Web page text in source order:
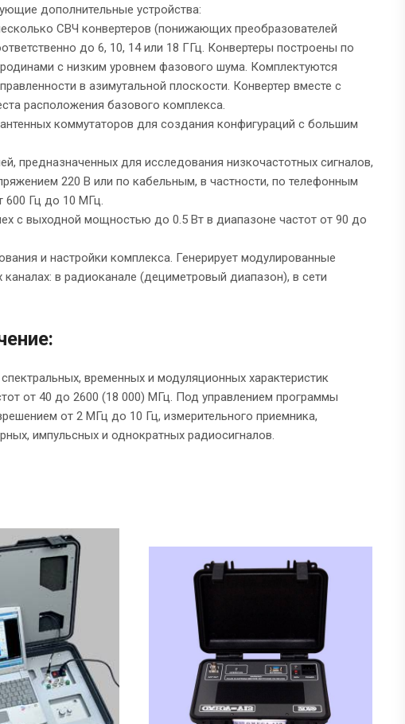
дополнительные устройства:
СВЧ конвертеров (понижающих преобразователей
до 6, 10, 14 или 18 ГГц. Конвертеры построены по
с низким уровнем фазового шума. Комплектуются
в азимутальной плоскости. Конвертер вместе с
расположения базового комплекса.
коммутаторов для создания конфигураций с большим
предназначенных для исследования низкочастотных сигналов,
220 В или по кабельным, в частности, по телефонным
600 Гц до 10 МГц.
с выходной мощностью до 0.5 Вт в диапазоне частот от 90 до
и настройки комплекса. Генерирует модулированные
в радиоканале (дециметровый диапазон), в сети
временных и модуляционных характеристик
от 40 до 2600 (18 000) МГц. Под управлением программы
от 2 МГц до 10 Гц, измерительного приемника,
импульсных и однократных радиосигналов.